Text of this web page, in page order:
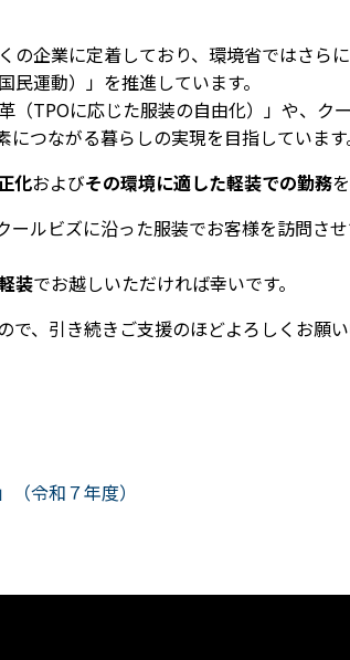
企業に定着しており、環境省ではさら
運動）」を推進しています。
（TPOに応じた服装の自由化）」や、ク
つながる暮らしの実現を目指しています
化およびその環境に適した軽装での勤務
ルビズに沿った服装でお客様を訪問さ
装でお越しいただければ幸いです。
、引き続きご支援のほどよろしくお願い
令和７年度）